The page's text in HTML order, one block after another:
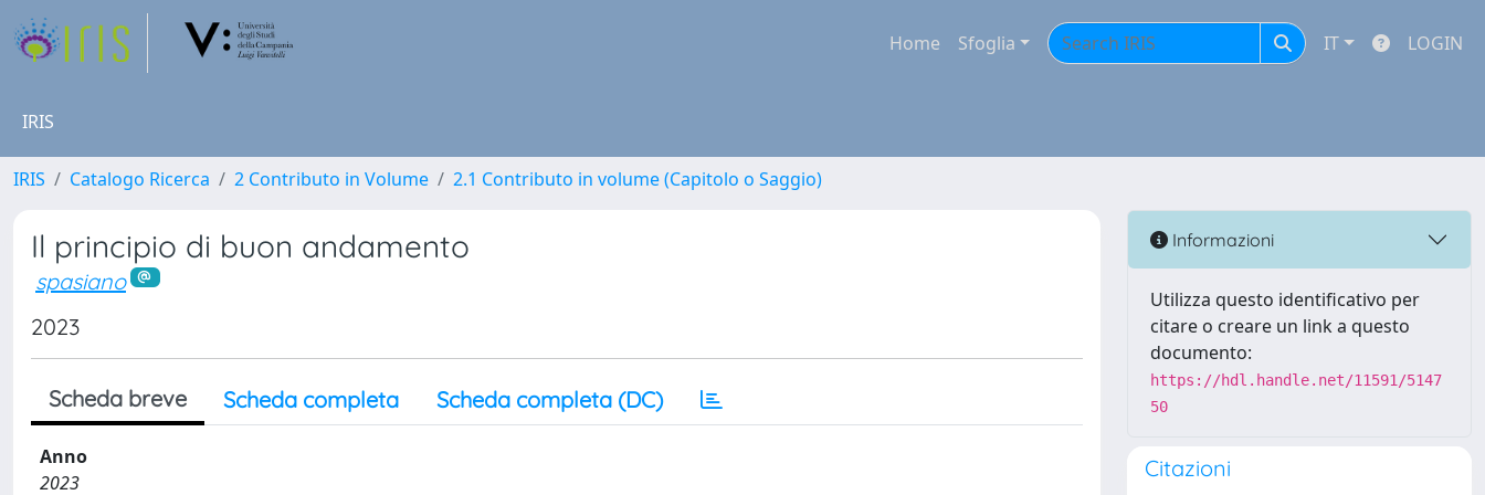
Home Sfoglia IT LOGIN
IRIS
IRIS Catalogo Ricerca 2 Contributo in Volume 2.1 Contributo in volume (Capitolo o Saggio)
Il principio di buon andamento
spasiano
2023
Scheda breve Scheda completa Scheda completa (DC)
Anno
2023
Informazioni
Utilizza questo identificativo per
citare o creare un link a questo
documento:
https://hdl.handle.net/11591/5147
50
Citazioni